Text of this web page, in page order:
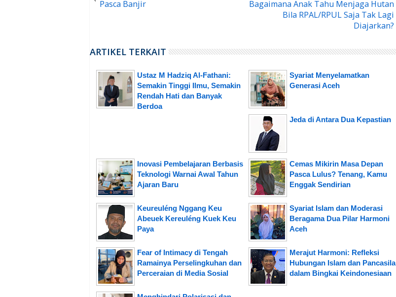
Pasca Banjir
Bagaimana Anak Tahu Menjaga Hutan
Bila RPAL/RPUL Saja Tak Lagi
Diajarkan?
ARTIKEL TERKAIT
Ustaz M Hadziq Al-Fathani:
Semakin Tinggi Ilmu, Semakin
Rendah Hati dan Banyak
Berdoa
Syariat Menyelamatkan
Generasi Aceh
Jeda di Antara Dua Kepastian
Inovasi Pembelajaran Berbasis
Teknologi Warnai Awal Tahun
Ajaran Baru
Cemas Mikirin Masa Depan
Pasca Lulus? Tenang, Kamu
Enggak Sendirian
Keureuléng Nggang Keu
Abeuek Kereuléng Kuek Keu
Paya
Syariat Islam dan Moderasi
Beragama Dua Pilar Harmoni
Aceh
Fear of Intimacy di Tengah
Ramainya Perselingkuhan dan
Perceraian di Media Sosial
Merajut Harmoni: Refleksi
Hubungan Islam dan Pancasila
dalam Bingkai Keindonesiaan